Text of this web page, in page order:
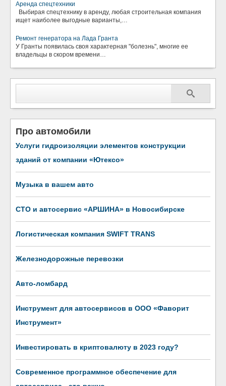
Аренда спецтехники
Выбирая спецтехнику в аренду, любая строительная компания
ищет наиболее выгодные варианты,…
Ремонт генератора на Лада Гранта
У Гранты появилась своя характерная "болезнь", многие ее
владельцы в скором времени…
Про автомобили
Услуги гидроизоляции элементов конструкции
зданий от компании «Ютексо»
Музыка в вашем авто
СТО и автосервис «АРШИНА» в Новосибирске
Логистическая компания SWIFT TRANS
Железнодорожные перевозки
Авто-ломбард
Инструмент для автосервисов в ООО «Фаворит
Инструмент»
Инвестировать в криптовалюту в 2023 году?
Современное программное обеспечение для